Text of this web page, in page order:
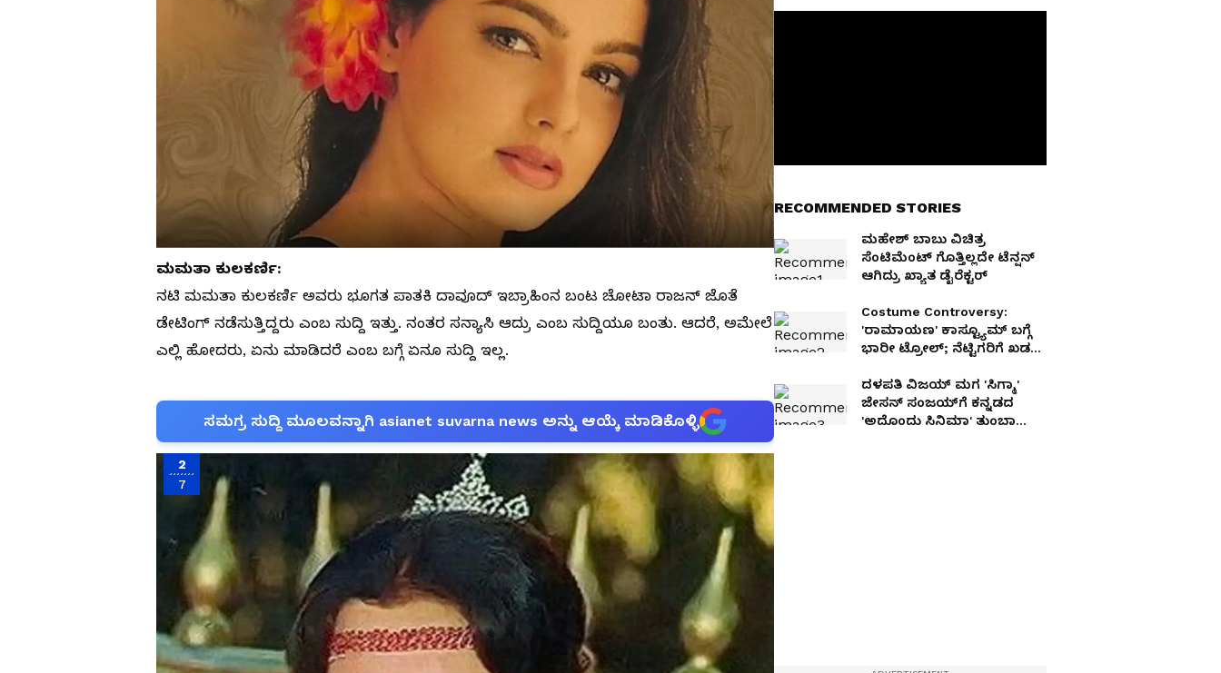
ಮಮತಾ ಕುಲಕರ್ಣಿ:
ನಟಿ ಮಮತಾ ಕುಲಕರ್ಣಿ ಅವರು ಭೂಗತ ಪಾತಕಿ ದಾವೂದ್ ಇಬ್ರಾಹಿಂನ ಬಂಟ ಚೋಟಾ ರಾಜನ್ ಜೊತೆ
ಡೇಟಿಂಗ್ ನಡೆಸುತ್ತಿದ್ದರು ಎಂಬ ಸುದ್ದಿ ಇತ್ತು. ನಂತರ ಸನ್ಯಾಸಿ ಆದ್ರು ಎಂಬ ಸುದ್ದಿಯೂ ಬಂತು. ಆದರೆ, ಅಮೇಲೆ
ಎಲ್ಲಿ ಹೋದರು, ಏನು ಮಾಡಿದರೆ ಎಂಬ ಬಗ್ಗೆ ಏನೂ ಸುದ್ದಿ ಇಲ್ಲ.
ಸಮಗ್ರ ಸುದ್ದಿ ಮೂಲವನ್ನಾಗಿ asianet suvarna news ಅನ್ನು ಆಯ್ಕೆ ಮಾಡಿಕೊಳ್ಳಿ
2
7
RECOMMENDED STORIES
ಮಹೇಶ್ ಬಾಬು ವಿಚಿತ್ರ
ಸೆಂಟಿಮೆಂಟ್ ಗೊತ್ತಿಲ್ಲದೇ ಟೆನ್ಷನ್
ಆಗಿದ್ರು ಖ್ಯಾತ ಡೈರೆಕ್ಟರ್
Costume Controversy:
'ರಾಮಾಯಣ' ಕಾಸ್ಟ್ಯೂಮ್‌ ಬಗ್ಗೆ
ಭಾರೀ ಟ್ರೋಲ್; ನೆಟ್ಟಿಗರಿಗೆ ಖಡಕ್‌
ದಳಪತಿ ವಿಜಯ್ ಮಗ 'ಸಿಗ್ಮಾ'
ಜೇಸನ್‌ ಸಂಜಯ್‌ಗೆ ಕನ್ನಡದ
'ಅದೊಂದು ಸಿನಿಮಾ' ತುಂಬಾ